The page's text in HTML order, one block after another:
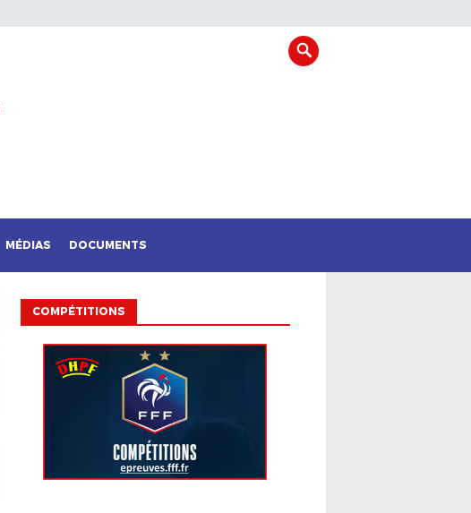
MÉDIAS DOCUMENTS
COMPÉTITIONS